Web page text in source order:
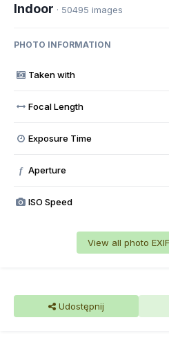
Indoor · 50495 images
PHOTO INFORMATION
Taken with
Focal Length
Exposure Time
f Aperture
ISO Speed
View all photo
Udostępnij